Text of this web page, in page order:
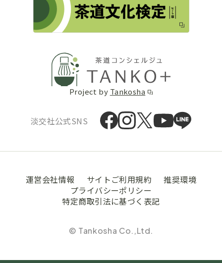
Project by Tankosha
淡交社公式SNS
運営会社情報 サイトご利用規約
推奨環境
プライバシーポリシー
特定商取引法に基づく表記
© Tankosha Co.,Ltd.